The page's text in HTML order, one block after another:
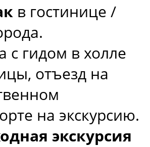
в гостинице /
с гидом в холле
отъезд на
на экскурсию.
экскурсия